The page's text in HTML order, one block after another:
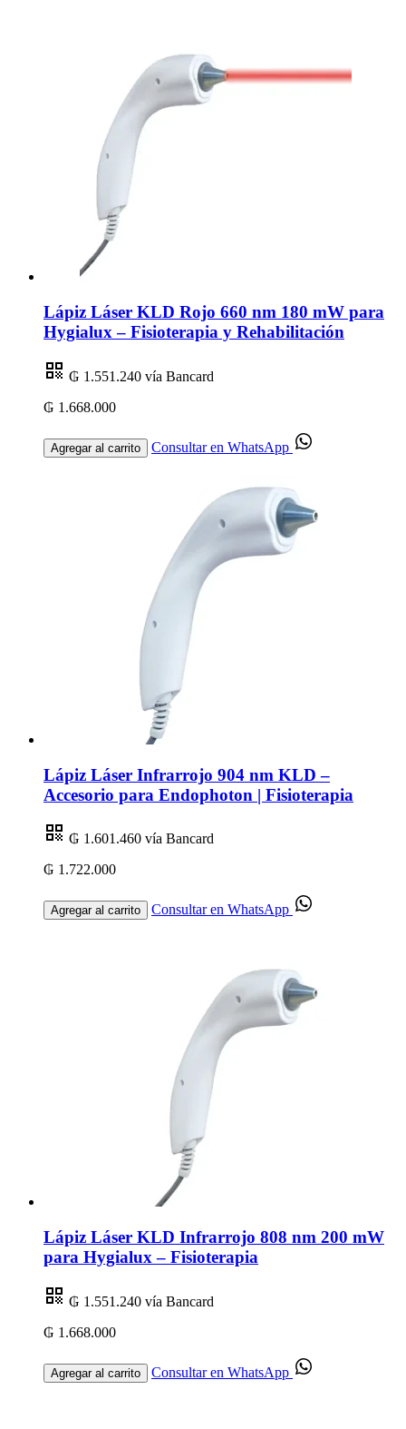
Lápiz Láser KLD Rojo 660 nm 180 mW para
Hygialux – Fisioterapia y Rehabilitación
₲ 1.551.240 vía Bancard
₲ 1.668.000
Agregar al carrito Consultar en WhatsApp
Lápiz Láser Infrarrojo 904 nm KLD –
Accesorio para Endophoton | Fisioterapia
₲ 1.601.460 vía Bancard
₲ 1.722.000
Agregar al carrito Consultar en WhatsApp
Lápiz Láser KLD Infrarrojo 808 nm 200 mW
para Hygialux – Fisioterapia
₲ 1.551.240 vía Bancard
₲ 1.668.000
Agregar al carrito Consultar en WhatsApp